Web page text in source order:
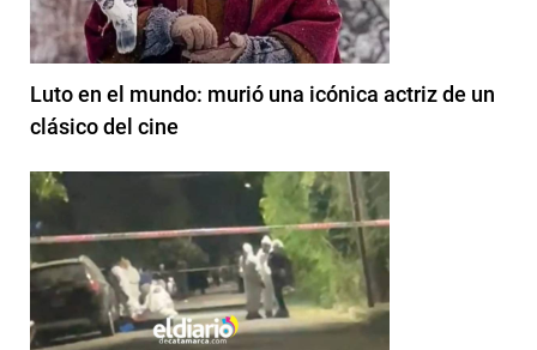
Luto en el mundo: murió una icónica actriz de un
clásico del cine